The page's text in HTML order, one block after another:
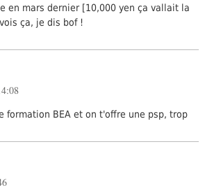
en mars dernier [10,000 yen ça vallait la
ça, je dis bof !
formation BEA et on t'offre une psp, trop